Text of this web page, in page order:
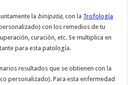
la binipatia, con la Trofología
con los remedios de tu
curación, etc. Se multiplica en
para esta patología.
resultados que se obtienen con la
personalizado). Para esta enfermedad